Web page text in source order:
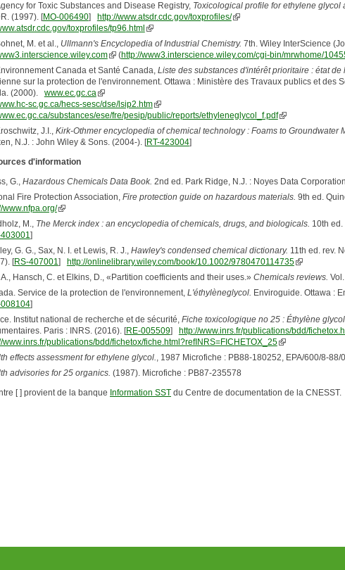
for Toxic Substances and Disease Registry, Toxicological profile for ethylene glycol
(1997). [MO-006490] http://www.atsdr.cdc.gov/toxprofiles/
toxprofiles/tp96.html
M. et al., Ullmann's Encyclopedia of Industrial Chemistry. 7th. Wiley InterScience
(http://www3.interscience.wiley.com/cgi-bin/mrwhome/
Canada et Santé Canada, Liste des substances d'intérêt prioritaire : état
sur la protection de l'environnement. Ottawa : Ministère des Travaux publics et des
(2000). www.ec.gc.ca
sc.gc.ca/hecs-sesc/dse/lsip2.htm
substances/ese/fre/pesip/public/reports/ethyleneglycol_f.pdf
J.I., Kirk-Othmer encyclopedia of chemical technology : Foams to Groundwater
N.J. : John Wiley & Sons. (2004-). [RT-423004]
d'information
G., Hazardous Chemicals Data Book. 2nd ed. Park Ridge, N.J. : Noyes Data
Fire Protection Association, Fire protection guide on hazardous materials. 9th ed.
www.nfpa.org/
M., The Merck index : an encyclopedia of chemicals, drugs, and biologicals. 10th
]
G. G., Sax, N. I. et Lewis, R. J., Hawley's condensed chemical dictionary. 11th ed. rev.
[RS-407001] http://onlinelibrary.wiley.com/book/10.1002/9780470114735
A., Hansch, C. et Elkins, D., «Partition coefficients and their uses.» Chemicals reviews.
Service de la protection de l'environnement, L'éthylèneglycol. Enviroguide. Ottawa :
]
Institut national de recherche et de sécurité, Fiche toxicologique no 25 : Éthylène
Paris : INRS. (2016). [RE-005509] http://www.inrs.fr/publications/bdd/
www.inrs.fr/publications/bdd/fichetox/fiche.html?refINRS=FICHETOX_25
effects assessment for ethylene glycol., 1987 Microfiche : PB88-180252, EPA/600/8-88/
advisories for 25 organics. (1987). Microfiche : PB87-235578
[ ] provient de la banque Information SST du Centre de documentation de la CNESST.